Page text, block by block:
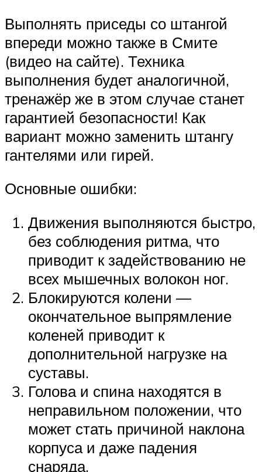
Выполнять приседы со штангой
впереди можно также в Смите
(видео на сайте). Техника
выполнения будет аналогичной,
тренажёр же в этом случае станет
гарантией безопасности! Как
вариант можно заменить штангу
гантелями или гирей.
Основные ошибки:
Движения выполняются быстро,
без соблюдения ритма, что
приводит к задействованию не
всех мышечных волокон ног.
Блокируются колени —
окончательное выпрямление
коленей приводит к
дополнительной нагрузке на
суставы.
Голова и спина находятся в
неправильном положении, что
может стать причиной наклона
корпуса и даже падения
снаряда.